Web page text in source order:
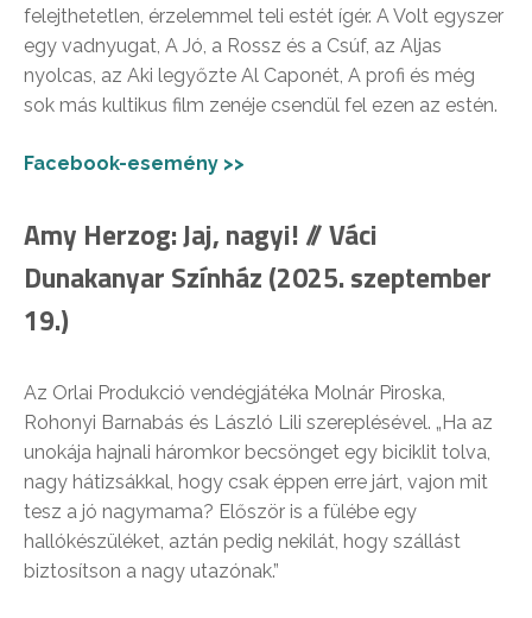
felejthetetlen, érzelemmel teli estét ígér. A Volt egyszer
egy vadnyugat, A Jó, a Rossz és a Csúf, az Aljas
nyolcas, az Aki legyőzte Al Caponét, A profi és még
sok más kultikus film zenéje csendül fel ezen az estén.
Facebook-esemény >>
Amy Herzog: Jaj, nagyi! // Váci
Dunakanyar Színház (2025. szeptember
19.)
Az Orlai Produkció vendégjátéka Molnár Piroska,
Rohonyi Barnabás és László Lili szereplésével. „Ha az
unokája hajnali háromkor becsönget egy biciklit tolva,
nagy hátizsákkal, hogy csak éppen erre járt, vajon mit
tesz a jó nagymama? Először is a fülébe egy
hallókészüléket, aztán pedig nekilát, hogy szállást
biztosítson a nagy utazónak.”